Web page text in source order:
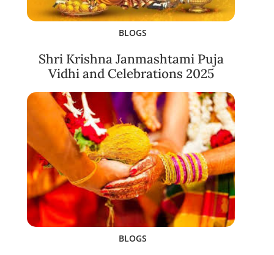
BLOGS
Shri Krishna Janmashtami Puja
Vidhi and Celebrations 2025
BLOGS